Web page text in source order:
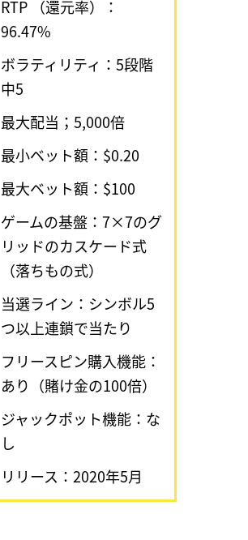
RTP （還元率）：
96.47%
ボラティリティ：5段階
中5
最大配当；5,000倍
最小ベット額：$0.20
最大ベット額：$100
ゲームの基盤：7×7のグ
リッドのカスケード式
（落ちもの式）
当選ライン：シンボル5
つ以上連鎖で当たり
フリースピン購入機能：
あり（賭け金の100倍）
ジャックポット機能：な
し
リリース：2020年5月